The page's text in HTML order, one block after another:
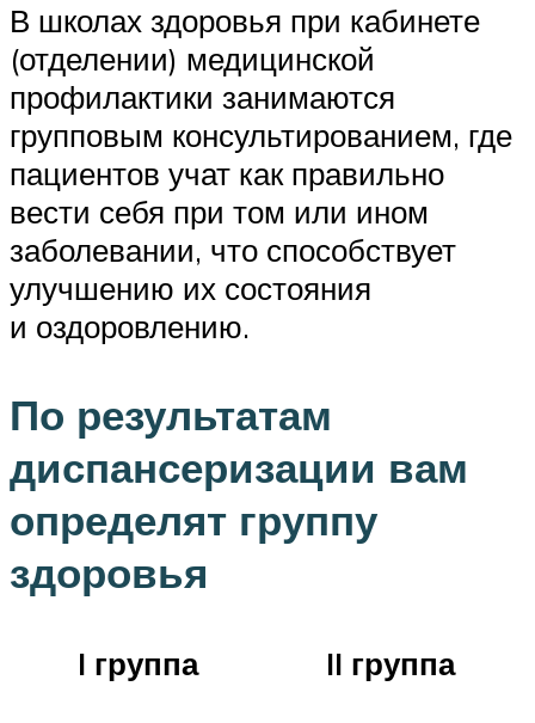
В школах здоровья при кабинете
(отделении) медицинской
профилактики занимаются
групповым консультированием, где
пациентов учат как правильно
вести себя при том или ином
заболевании, что способствует
улучшению их состояния
и оздоровлению.
По результатам
диспансеризации вам
определят группу
здоровья
I группа II группа